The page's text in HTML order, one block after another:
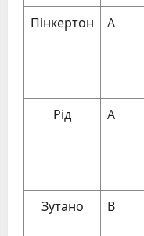
Пінкертон A
Рід A
Зутано B